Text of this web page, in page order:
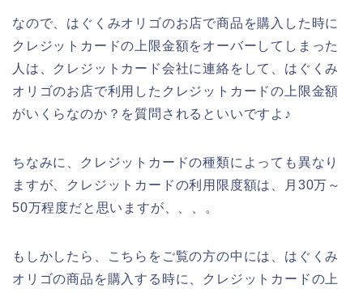
なので、はぐくみオリゴのお店で商品を購入した時に
クレジットカードの上限金額をオーバーしてしまった
人は、クレジットカード会社に連絡をして、はぐくみ
オリゴのお店で利用したクレジットカードの上限金額
がいくらなのか？を質問されるといいですよ♪
ちなみに、クレジットカードの種類によっても異なり
ますが、クレジットカードの利用限度額は、月30万～
50万程度だと思いますが、、、。
もしかしたら、こちらをご覧の方の中には、はぐくみ
オリゴの商品を購入する時に、クレジットカードの上